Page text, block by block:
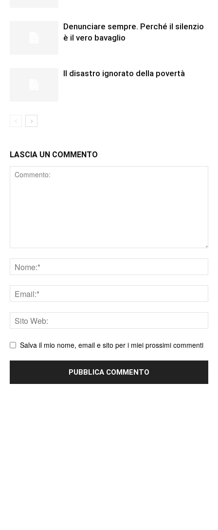
Denunciare sempre. Perché il silenzio
è il vero bavaglio
Il disastro ignorato della povertà
LASCIA UN COMMENTO
Comment
Nome
Email
Sito
web
Salva il mio nome, email e sito per i miei prossimi commenti